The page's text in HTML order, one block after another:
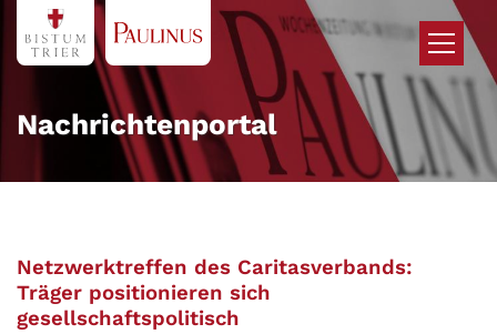
Zum Inhalt springen
Nachrichtenportal
Netzwerktreffen des Caritasverbands:
Träger positionieren sich
gesellschaftspolitisch